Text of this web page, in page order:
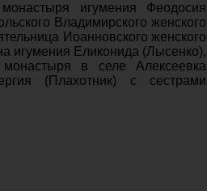
игумения Феодосия
Владимирского женского
Иоанновского женского
игумения Еликонида (Лысенко),
монастыря в селе Алексеевка
(Плахотник) с сестрами